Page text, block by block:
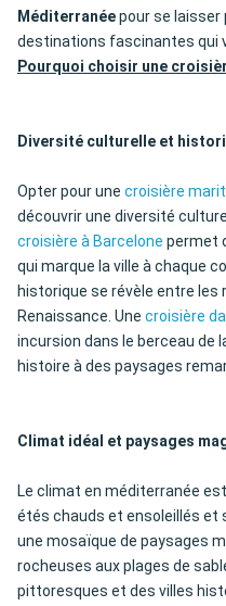
Méditerranéepour se laisser
destinations fascinantes qui
Pourquoi choisir une
Diversité culturelle et
Opter pour une croisière
découvrir une diversité
croisière à Barcelone permet
qui marque la ville à chaque
historique se révèle entre
Renaissance. Une croisière
incursion dans le berceau de
histoire à des paysages
Climat idéal et paysages
Le climat en méditerranée
étés chauds et ensoleillés et
une mosaïque de paysages
rocheuses aux plages de
pittoresques et des villes